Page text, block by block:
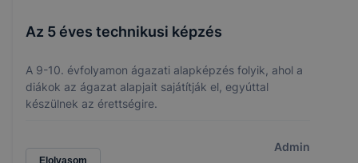
Az 5 éves technikusi képzés
A 9-10. évfolyamon ágazati alapképzés folyik, ahol a
diákok az ágazat alapjait sajátítják el, egyúttal
készülnek az érettségire.
Elolvasom
Admin